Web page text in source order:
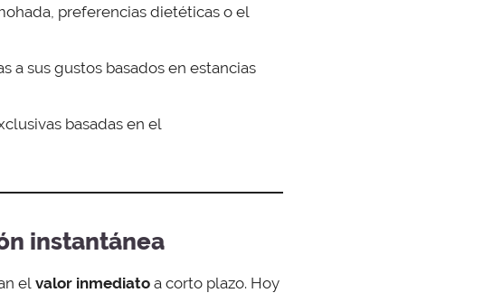
preferencias dietéticas o el
a sus gustos basados en estancias
basadas en el
instantánea
el valor inmediato a corto plazo. Hoy